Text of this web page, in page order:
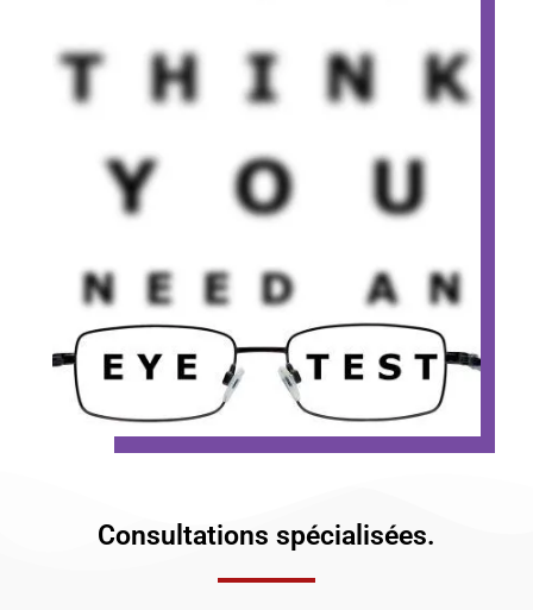
Consultations spécialisées.